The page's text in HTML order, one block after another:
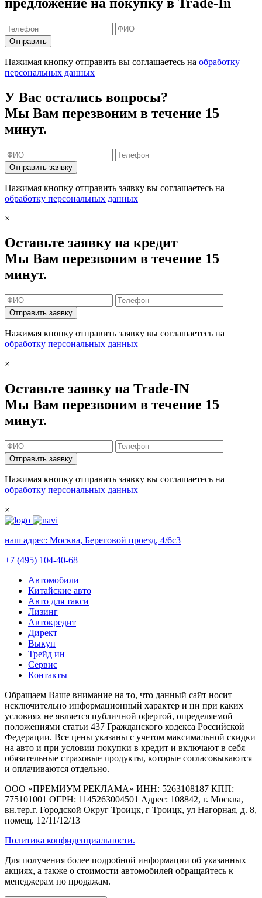
Отправить
Нажимая кнопку отправить вы соглашаетесь на обработку
персональных данных
У Вас остались вопросы?
Мы Вам перезвоним в течение 15
минут.
Отправить заявку
Нажимая кнопку отправить заявку вы соглашаетесь на
обработку персональных данных
×
Оставьте заявку на кредит
Мы Вам перезвоним в течение 15
минут.
Отправить заявку
Нажимая кнопку отправить заявку вы соглашаетесь на
обработку персональных данных
×
Оставьте заявку на Trade-IN
Мы Вам перезвоним в течение 15
минут.
Отправить заявку
Нажимая кнопку отправить заявку вы соглашаетесь на
обработку персональных данных
×
наш адрес: Москва, Береговой проезд, 4/6с3
+7 (495) 104-40-68
Автомобили
Китайские авто
Авто для такси
Лизинг
Автокредит
Директ
Выкуп
Трейд ин
Сервис
Контакты
Обращаем Ваше внимание на то, что данный сайт носит
исключительно информационный характер и ни при каких
условиях не является публичной офертой, определяемой
положениями статьи 437 Гражданского кодекса Российской
Федерации. Все цены указаны с учетом максимальной скидки
на авто и при условии покупки в кредит и включают в себя
обязательные страховые продукты, которые согласовываются
и оплачиваются отдельно.
ООО «ПРЕМИУМ РЕКЛАМА» ИНН: 5263108187 КПП:
775101001 ОГРН: 1145263004501 Адрес: 108842, г. Москва,
вн.тер.г. Городской Округ Троицк, г Троицк, ул Нагорная, д. 8,
помещ. 12/11/12/13
Политика конфиденциальности.
Для получения более подробной информации об указанных
акциях, а также о стоимости автомобилей обращайтесь к
менеджерам по продажам.